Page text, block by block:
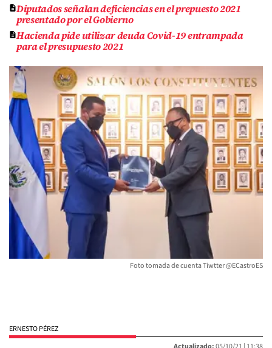
Diputados señalan deficiencias en el prepuesto 2021
presentado por el Gobierno
Hacienda pide utilizar deuda Covid-19 entrampada
para el presupuesto 2021
Foto tomada de cuenta Tiwtter @ECastroES
ERNESTO PÉREZ